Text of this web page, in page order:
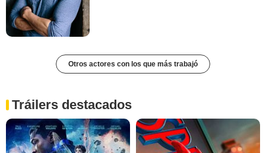
Otros actores con los que más trabajó
Tráilers destacados